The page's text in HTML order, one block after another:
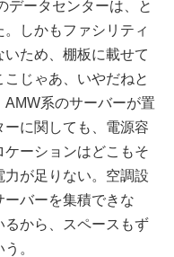
データセンターは、と
しかもファシリティ
ため、棚板に載せて
じゃあ、いやだねと
系のサーバーが置
に関しても、電源容
ーションはどこもそ
力が足りない。空調設
バーを集積できな
るから、スペースもず
。